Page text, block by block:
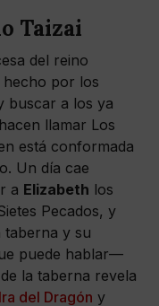
Taizai
del reino
hecho por los
buscar a los ya
llamar Los
está conformada
Un día cae
a Elizabeth los
Pecados, y
taberna y su
puede hablar—
la taberna revela
del Dragón y